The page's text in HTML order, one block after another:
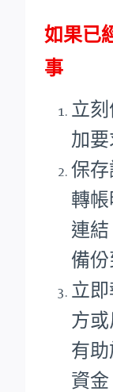
如果已
事
立
加
保存
轉
連結
備份
立
方
有
資金